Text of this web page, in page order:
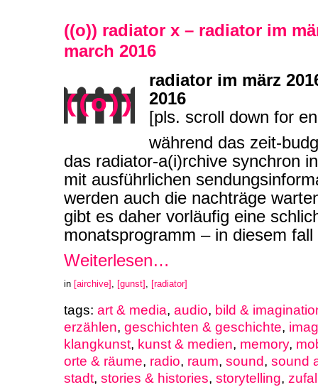
((o)) radiator x – radiator im
march 2016
radiator im märz
2016
[pls. scroll down for
während das zeit-
das radiator-a(i)rchive synchron
mit ausführlichen
werden auch die nachträge
gibt es daher vorläufig eine
monatsprogramm – in diesem
Weiterlesen…
in [airchive] [gunst] [radiator]
tags: art & media, audio, bild &
erzählen, geschichten & geschichte,
klangkunst, kunst & medien, memory,
orte & räume, radio, raum, sound, sound
stadt, stories & histories, storytelling,